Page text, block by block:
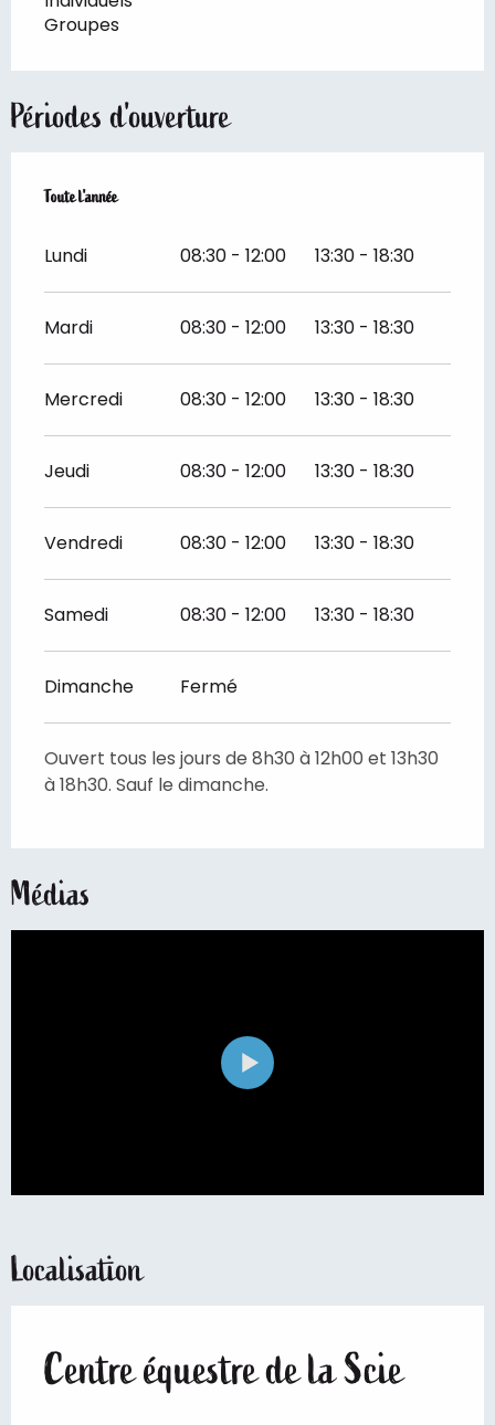
Groupes
Périodes d'ouverture
Toute l'année
Toute l'année
Lundi 08:30 - 12:00 13:30 - 18:30
Mardi 08:30 - 12:00 13:30 - 18:30
Mercredi 08:30 - 12:00 13:30 - 18:30
Jeudi 08:30 - 12:00 13:30 - 18:30
Vendredi 08:30 - 12:00 13:30 - 18:30
Samedi 08:30 - 12:00 13:30 - 18:30
Dimanche Fermé
Ouvert tous les jours de 8h30 à 12h00 et 13h30
à 18h30. Sauf le dimanche.
Médias
Localisation
Centre équestre de la Scie